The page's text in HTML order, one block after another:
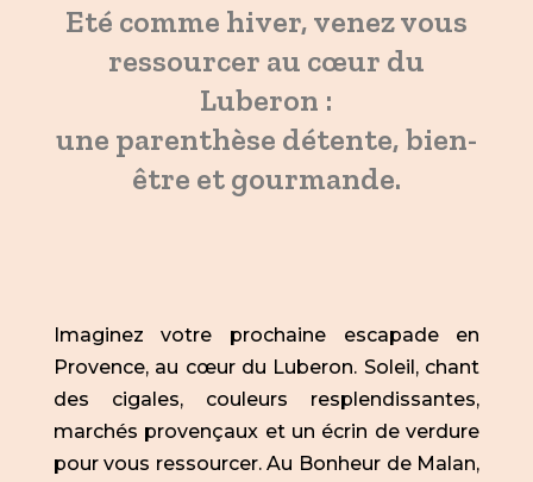
Eté comme hiver, venez vous
ressourcer au cœur du
Luberon :
une parenthèse détente, bien-
être et gourmande.
Imaginez votre prochaine escapade en
Provence, au cœur du Luberon. Soleil, chant
des cigales, couleurs resplendissantes,
marchés provençaux et un écrin de verdure
pour vous ressourcer. Au Bonheur de Malan,